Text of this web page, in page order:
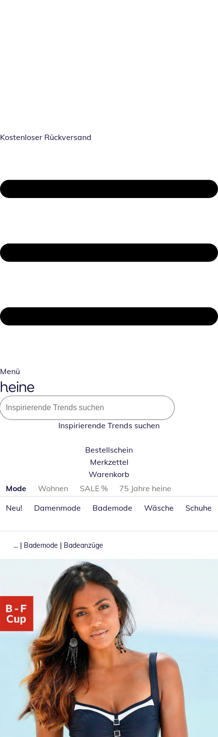
Kostenloser Rückversand
Menü
Inspirierende Trends suchen
Bestellschein
Merkzettel
Warenkorb
Produktkategorien überspringen
Mode Wohnen SALE %
75 Jahre heine
Neu!
Damenmode Bademode Wäsche Schuhe
... | Bademode | Badeanzüge